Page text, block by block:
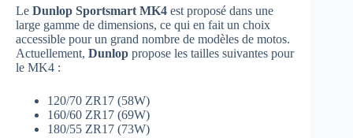
Le Dunlop Sportsmart MK4 est proposé dans une
large gamme de dimensions, ce qui en fait un choix
accessible pour un grand nombre de modèles de motos.
Actuellement, Dunlop propose les tailles suivantes pour
le MK4 :
120/70 ZR17 (58W)
160/60 ZR17 (69W)
180/55 ZR17 (73W)